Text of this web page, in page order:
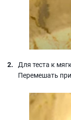
Для теста к
Перемешать